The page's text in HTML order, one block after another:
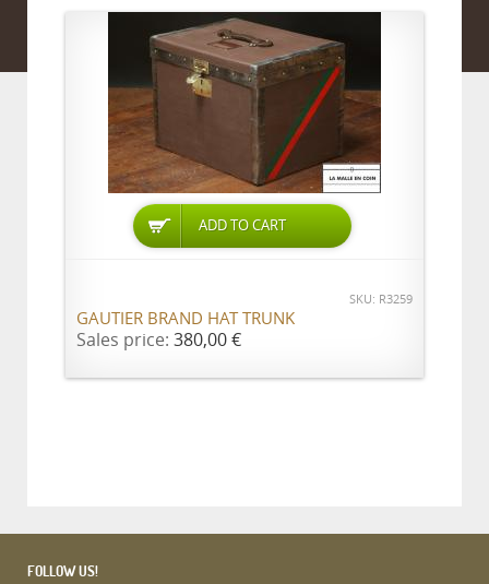
ADD TO CART
SKU: R3259
GAUTIER BRAND HAT TRUNK
Sales price: 380,00 €
FOLLOW US!